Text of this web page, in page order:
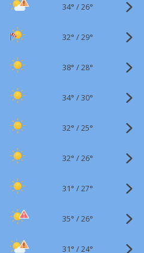
34° /26°
32° /29°
38° /28°
34° /30°
32° /25°
32° /26°
31° /27°
35° /26°
31° /24°